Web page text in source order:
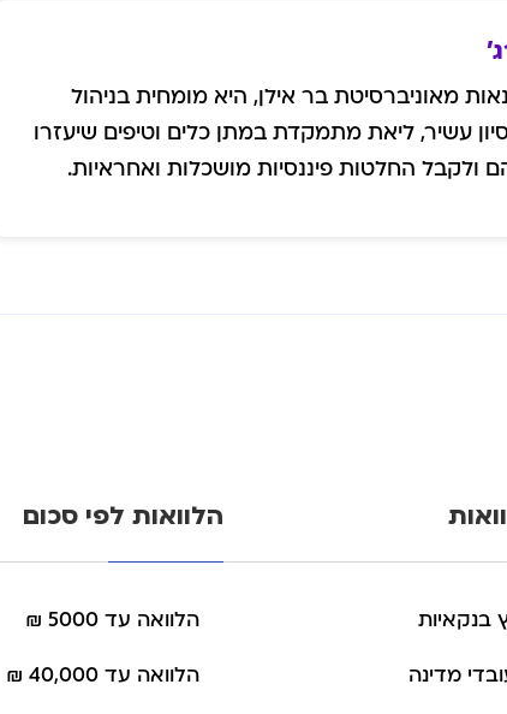
מאוניברסיטת בר אילן, היא מומחית בניהול
עשיר, ליאת מתמקדת במתן כלים וטיפים שיעזרו
החלטות פיננסיות מושכלות ואחראיות.
בנקאיות
מדינה
הלוואות לפי סכום
הלוואה עד 5000 ₪
הלוואה עד 40,000 ₪